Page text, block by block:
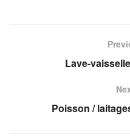
Lave-
Poisson /